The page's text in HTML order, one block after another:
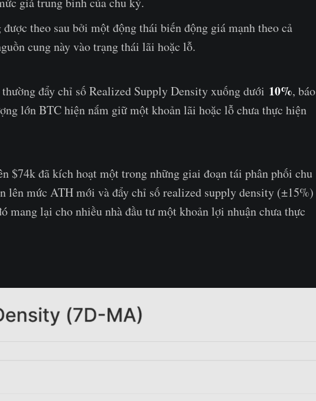
theo sau bởi một động thái biến động giá mạnh theo cả
cung này vào trạng thái lãi hoặc lỗ.
đẩy chỉ số Realized Supply Density xuống dưới 10%, báo
lớn BTC hiện nắm giữ một khoản lãi hoặc lỗ chưa thực hiện
$74k đã kích hoạt một trong những giai đoạn tái phân phối chu
lên mức ATH mới và đẩy chỉ số realized supply density (±15%)
mang lại cho nhiều nhà đầu tư một khoản lợi nhuận chưa thực